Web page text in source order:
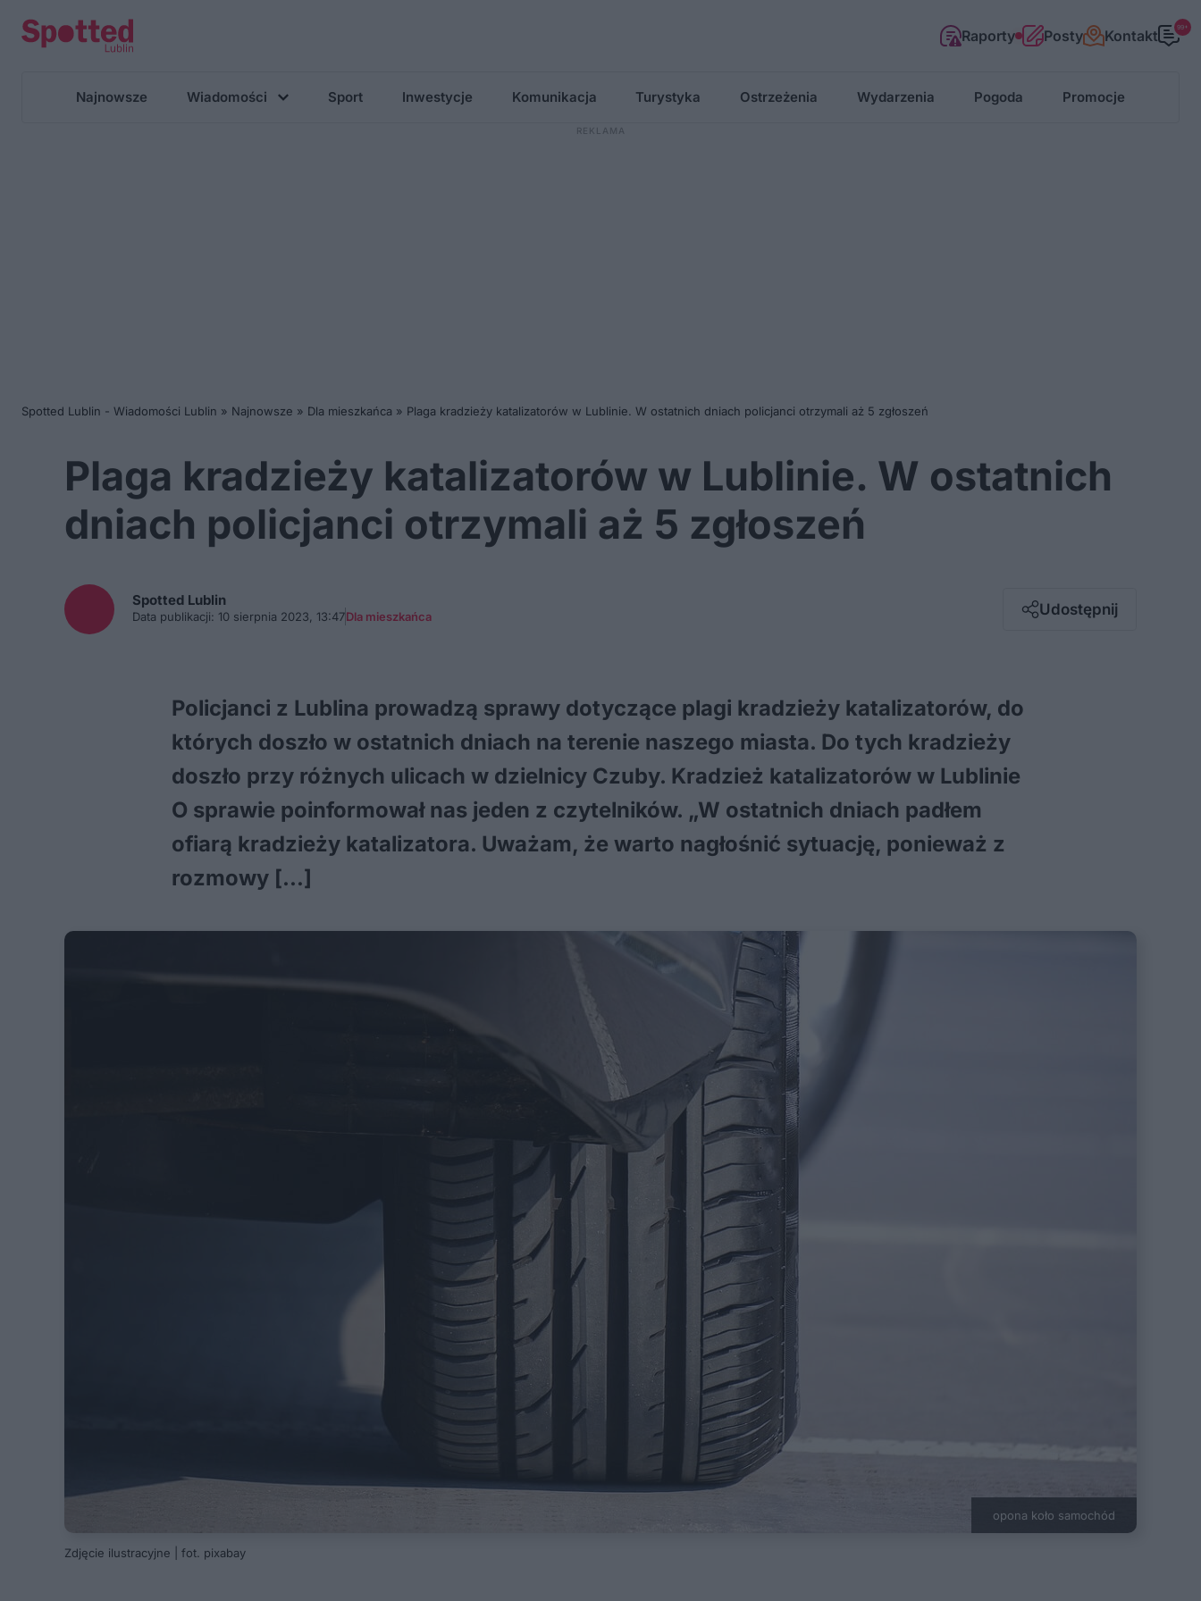
Raporty Posty Kontakt 99+
Najnowsze Wiadomości Sport Inwestycje Komunikacja Turystyka Ostrzeżenia Wydarzenia Pogoda Promocje
Spotted Lublin - Wiadomości Lublin » Najnowsze » Dla mieszkańca » Plaga kradzieży katalizatorów w Lublinie. W ostatnich dniach policjanci otrzymali aż 5 zgłoszeń
Plaga kradzieży katalizatorów w Lublinie. W ostatnich
dniach policjanci otrzymali aż 5 zgłoszeń
Spotted Lublin
Data publikacji: 10 sierpnia 2023, 13:47Dla mieszkańca Udostępnij
Messenger
Policjanci z Lublina prowadzą sprawy dotyczące plagi kradzieży katalizatorów, do
których doszło w ostatnich dniach na terenie naszego miasta. Do tych kradzieży
doszło przy różnych ulicach w dzielnicy Czuby. Kradzież katalizatorów w Lublinie
O sprawie poinformował nas jeden z czytelników. „W ostatnich dniach padłem
ofiarą kradzieży katalizatora. Uważam, że warto nagłośnić sytuację, ponieważ z
rozmowy […]
opona koło samochód
Zdjęcie ilustracyjne | fot. pixabay